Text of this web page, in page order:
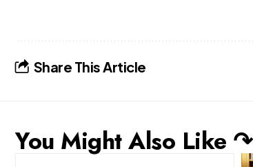
Share This Article
You Might Also Like ↷